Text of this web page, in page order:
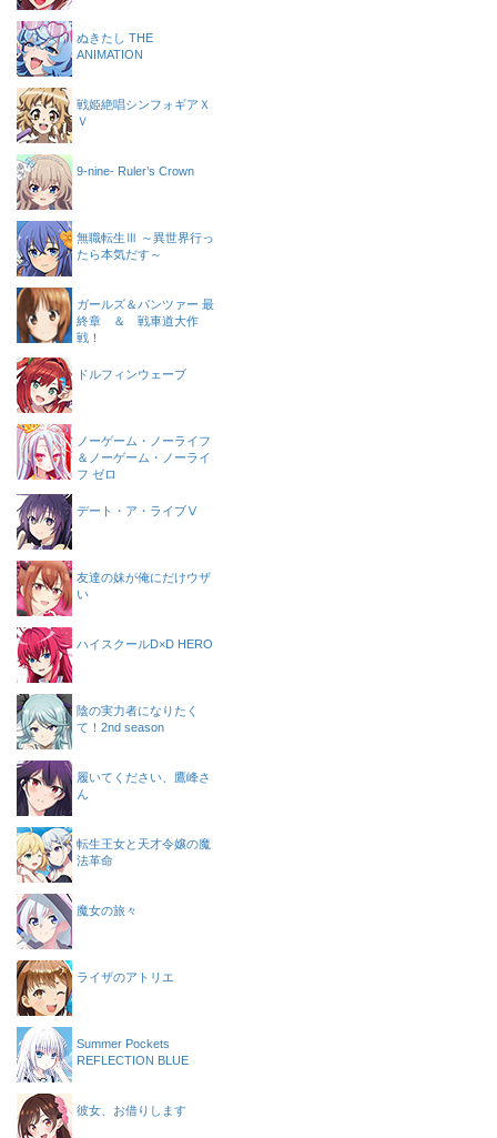
ぬきたし THE
ANIMATION
戦姫絶唱シンフォギアＸ
Ｖ
9-nine- Ruler’s Crown
無職転生Ⅲ ～異世界行っ
たら本気だす～
ガールズ＆パンツァー 最
終章 ＆ 戦車道大作
戦！
ドルフィンウェーブ
ノーゲーム・ノーライフ
＆ノーゲーム・ノーライ
フ ゼロ
デート・ア・ライブⅤ
友達の妹が俺にだけウザ
い
ハイスクールD×D HERO
陰の実力者になりたく
て！2nd season
履いてください、鷹峰さ
ん
転生王女と天才令嬢の魔
法革命
魔女の旅々
ライザのアトリエ
Summer Pockets
REFLECTION BLUE
彼女、お借りします